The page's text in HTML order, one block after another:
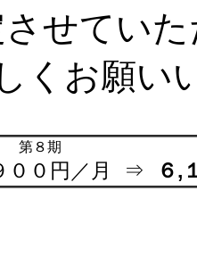
させてい
くお願い
第８期
００円／月 ⇒ ６,